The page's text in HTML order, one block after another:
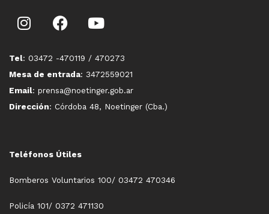
Tel: 03472 -470119 / 470273
Mesa de entrada: 3472559021
Email: prensa@noetinger.gob.ar
Dirección: Córdoba 48, Noetinger (Cba.)
Teléfonos Útiles
Bomberos Voluntarios 100/ 03472 470346
Policía 101/ 0372 471130